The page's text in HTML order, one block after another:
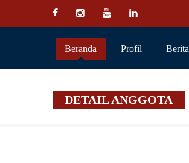
Beranda Profil Berita
DETAIL ANGGOTA